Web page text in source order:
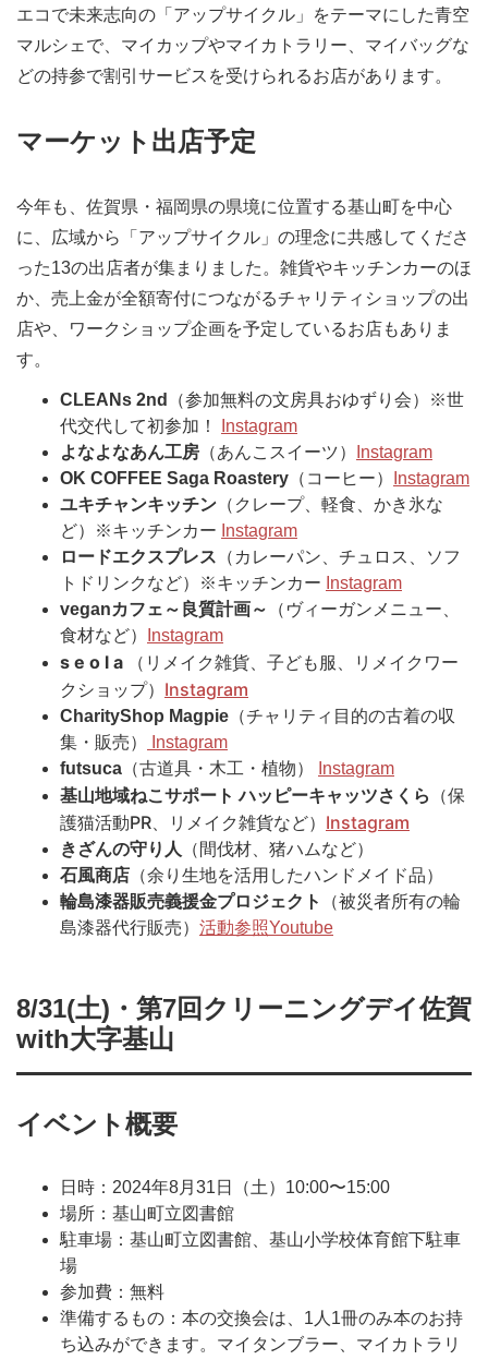
エコで未来志向の「アップサイクル」をテーマにした青空
マルシェで、マイカップやマイカトラリー、マイバッグな
どの持参で割引サービスを受けられるお店があります。
マーケット出店予定
今年も、佐賀県・福岡県の県境に位置する基山町を中心
に、広域から「アップサイクル」の理念に共感してくださ
った13の出店者が集まりました。雑貨やキッチンカーのほ
か、売上金が全額寄付につながるチャリティショップの出
店や、ワークショップ企画を予定しているお店もありま
す。
CLEANs 2nd
（参加無料の文房具おゆずり会）※世
代交代して初参加！
Instagram
よなよなあん工房 （あんこスイーツ）
Instagram
OK COFFEE Saga Roastery （コーヒー）
Instagram
ユキチャンキッチン （クレープ、軽食、かき氷な
ど）※キッチンカー Instagram
ロードエクスプレス （カレーパン、チュロス、ソフ
トドリンクなど）※キッチンカー Instagram
veganカフェ～良質計画～
（ヴィーガンメニュー、
食材など）
Instagram
s e o l a （リメイク雑貨、子ども服、リメイクワー
クショップ） Instagram
CharityShop Magpie （チャリティ目的の古着の収
集・販売）
Instagram
futsuca （古道具・木工・植物） Instagram
基山地域ねこサポート ハッピーキャッツさくら （保
護猫活動PR、リメイク雑貨など） Instagram
きざんの守り人
（間伐材、猪ハムなど）
石風商店 （余り生地を活用したハンドメイド品）
輪島漆器販売義援金プロジェクト
（被災者所有の輪
島漆器代行販売） 活動参照Youtube
8/31(土)・第7回クリーニングデイ佐賀
with大字基山
イベント概要
日時：2024年8月31日（土）10:00〜15:00
場所：基山町立図書館
駐車場：基山町立図書館、基山小学校体育館下駐車
場
参加費：無料
準備するもの：本の交換会は、1人1冊のみ本のお持
ち込みができます。マイタンブラー、マイカトラリ